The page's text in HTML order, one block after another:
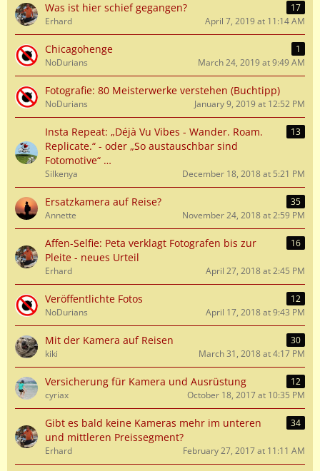
Was ist hier schief gegangen?
17
Erhard
April 7, 2019 at 11:14 AM
Chicagohenge
1
NoDurians
March 24, 2019 at 9:49 AM
Fotografie: 80 Meisterwerke verstehen (Buchtipp)
NoDurians January 9, 2019 at 12:52 PM
Insta Repeat: „Déjà Vu Vibes - Wander. Roam.
Replicate.“ - oder „So austauschbar sind
Fotomotive“ …
13
Silkenya December 18, 2018 at 5:21 PM
Ersatzkamera auf Reise?
35
Annette
November 24, 2018 at 2:59 PM
Affen-Selfie: Peta verklagt Fotografen bis zur
Pleite - neues Urteil
16
Erhard April 27, 2018 at 2:45 PM
Veröffentlichte Fotos
12
NoDurians
April 17, 2018 at 9:43 PM
Mit der Kamera auf Reisen
30
kiki
March 31, 2018 at 4:17 PM
Versicherung für Kamera und Ausrüstung
12
cyriax
October 18, 2017 at 10:35 PM
Gibt es bald keine Kameras mehr im unteren
und mittleren Preissegment?
34
Erhard February 27, 2017 at 11:11 AM